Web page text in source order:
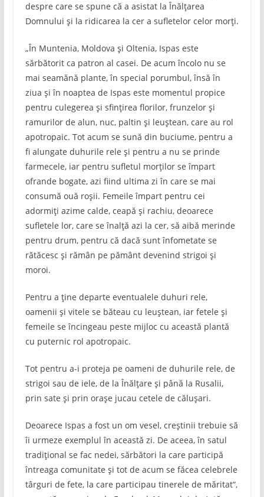
despre care se spune că a asistat la Înălțarea
Domnului și la ridicarea la cer a sufletelor celor morți.
„În Muntenia, Moldova și Oltenia, Ispas este
sărbătorit ca patron al casei. De acum încolo nu se
mai seamănă plante, în special porumbul, însă în
ziua și în noaptea de Ispas este momentul propice
pentru culegerea și sfințirea florilor, frunzelor și
ramurilor de alun, nuc, paltin și leuștean, care au rol
apotropaic. Tot acum se sună din buciume, pentru a
fi alungate duhurile rele și pentru a nu se prinde
farmecele, iar pentru sufletul morților se împart
ofrande bogate, azi fiind ultima zi în care se mai
consumă ouă roșii. Femeile împart pentru cei
adormiți azime calde, ceapă și rachiu, deoarece
sufletele lor, care se înalță azi la cer, să aibă merinde
pentru drum, pentru că dacă sunt înfometate se
rătăcesc și rămân pe pământ devenind strigoi și
moroi.
Pentru a ține departe eventualele duhuri rele,
oamenii și vitele se băteau cu leuștean, iar fetele și
femeile se încingeau peste mijloc cu această plantă
cu puternic rol apotropaic.
Tot pentru a-i proteja pe oameni de duhurile rele, de
strigoi sau de iele, de la Înălțare și până la Rusalii,
prin sate și prin orașe jucau cetele de călușari.
Deoarece Ispas a fost un om vesel, creștinii trebuie să
îi urmeze exemplul în această zi. De aceea, în satul
tradițional se fac nedei, sărbători la care participă
întreaga comunitate și tot de acum se făcea celebrele
târguri de fete, la care participau tinerele de măritat“,